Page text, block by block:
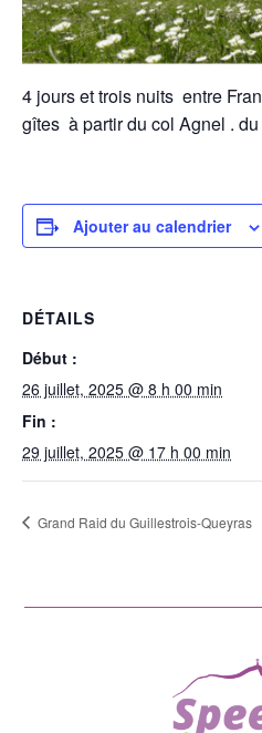
4 jours et trois nuits entre
gîtes à partir du col Agnel .
Ajouter au calendrier
DÉTAILS
Début :
26 juillet, 2025 @ 8 h 00 min
Fin :
29 juillet, 2025 @ 17 h 00 min
Grand Raid du Guillestrois-Queyras